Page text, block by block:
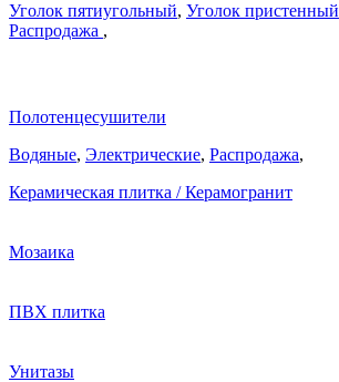
Уголок пятиугольный, Уголок пристенный
Распродажа ,
Полотенцесушители
Водяные, Электрические, Распродажа,
Керамическая плитка / Керамогранит
Мозаика
ПВХ плитка
Унитазы